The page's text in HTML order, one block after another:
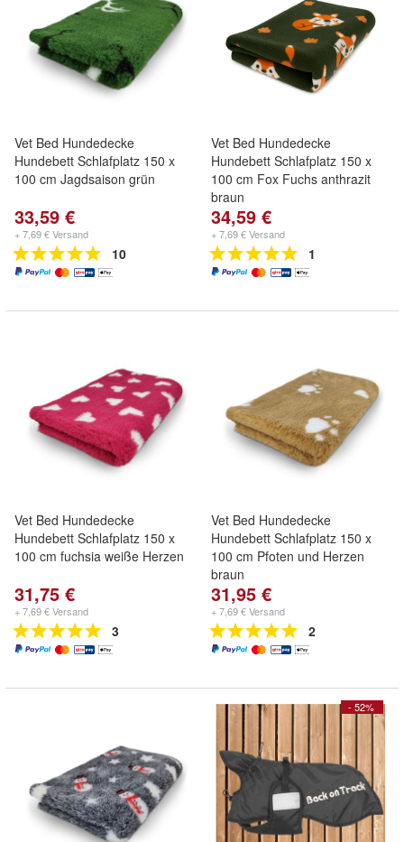
Vet Bed Hundedecke
Hundebett Schlafplatz 150 x
100 cm Jagdsaison grün
33,59 €
+ 7,69 € Versand
10
Vet Bed Hundedecke
Hundebett Schlafplatz 150 x
100 cm Fox Fuchs anthrazit
braun
34,59 €
+ 7,69 € Versand
1
Vet Bed Hundedecke
Hundebett Schlafplatz 150 x
100 cm fuchsia weiße Herzen
31,75 €
+ 7,69 € Versand
3
Vet Bed Hundedecke
Hundebett Schlafplatz 150 x
100 cm Pfoten und Herzen
braun
31,95 €
+ 7,69 € Versand
2
- 52%